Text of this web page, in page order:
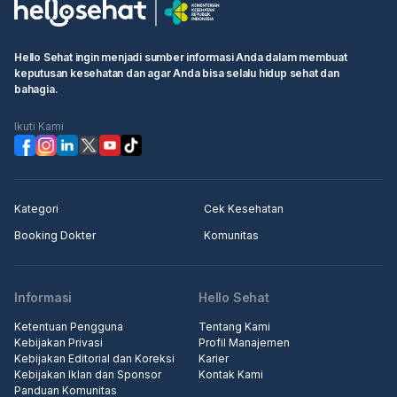
Hello Sehat ingin menjadi sumber informasi Anda dalam membuat
keputusan kesehatan dan agar Anda bisa selalu hidup sehat dan
bahagia.
Ikuti Kami
Kategori
Cek Kesehatan
Booking Dokter
Komunitas
Informasi
Ketentuan Pengguna
Kebijakan Privasi
Kebijakan Editorial dan Koreksi
Kebijakan Iklan dan Sponsor
Panduan Komunitas
Hello Sehat
Tentang Kami
Profil Manajemen
Karier
Kontak Kami